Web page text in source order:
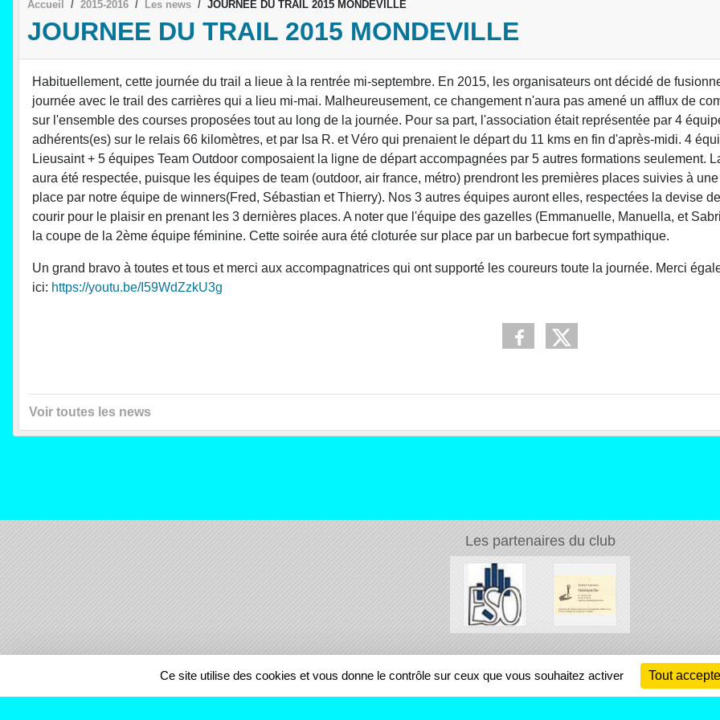
Accueil 2015-2016 Les news JOURNEE DU TRAIL 2015 MONDEVILLE
JOURNEE DU TRAIL 2015 MONDEVILLE
Habituellement, cette journée du trail a lieue à la rentrée mi-septembre. En 2015, les organisateurs ont décidé de
journée avec le trail des carrières qui a lieu mi-mai. Malheureusement, ce changement n'aura pas amené un afflux de
sur l'ensemble des courses proposées tout au long de la journée. Pour sa part, l'association était représentée par 4
adhérents(es) sur le relais 66 kilomètres, et par Isa R. et Véro qui prenaient le départ du 11 kms en fin d'après-midi. 4
Lieusaint + 5 équipes Team Outdoor composaient la ligne de départ accompagnées par 5 autres formations seulement.
aura été respectée, puisque les équipes de team (outdoor, air france, métro) prendront les premières places suivies à
place par notre équipe de winners(Fred, Sébastian et Thierry). Nos 3 autres équipes auront elles, respectées la devise
courir pour le plaisir en prenant les 3 dernières places. A noter que l'équipe des gazelles (Emmanuelle, Manuella, et
la coupe de la 2ème équipe féminine. Cette soirée aura été cloturée sur place par un barbecue fort sympathique.
Un grand bravo à toutes et tous et merci aux accompagnatrices qui ont supporté les coureurs toute la journée. Merci
ici: https://youtu.be/I59WdZzkU3g
Voir toutes les news
Les partenaires du club
REGIONS
Ce site utilise des cookies et vous donne le contrôle sur ceux que vous souhaitez activer Tout